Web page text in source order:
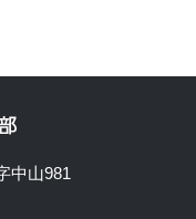
中山981